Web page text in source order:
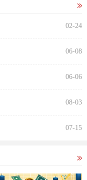
02-24
06-08
06-06
08-03
07-15